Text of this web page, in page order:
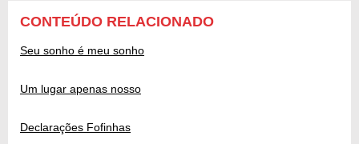
CONTEÚDO RELACIONADO
Seu sonho é meu sonho
Um lugar apenas nosso
Declarações Fofinhas